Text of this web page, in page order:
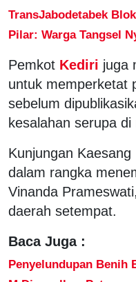
TransJabodetabek
Pilar: Warga Tangsel
Pemkot Kediri juga
untuk memperketat
sebelum
kesalahan serupa
Kunjungan
dalam rangka
Vinanda
daerah setempat.
Baca Juga :
Penyelundupan Benih